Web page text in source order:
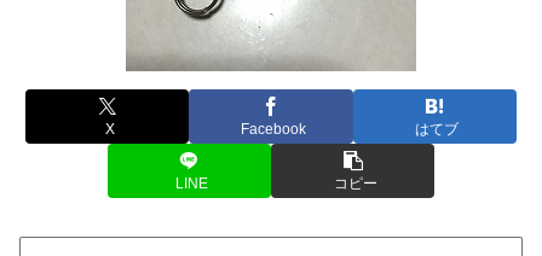
X Facebook はてブ
LINE コピー